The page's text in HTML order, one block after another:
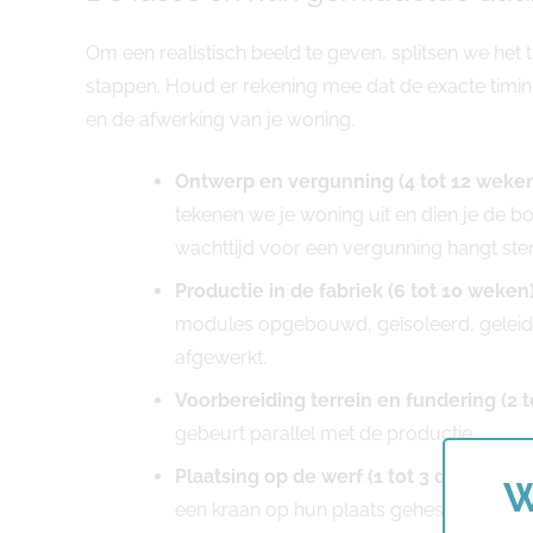
Om een realistisch beeld te geven, splitsen we het
stappen. Houd er rekening mee dat de exacte
en de afwerking van je woning.
Ontwerp en vergunning (4 tot 12
tekenen we je woning uit en dien je de
wachttijd voor een vergunning hangt
Productie in de fabriek (6 tot 10
modules opgebouwd, geïsoleerd,
afgewerkt.
Voorbereiding terrein en fundering (2
gebeurt parallel met de productie.
Plaatsing op de werf (1 tot 3 dagen):
een kraan op hun plaats gehesen.